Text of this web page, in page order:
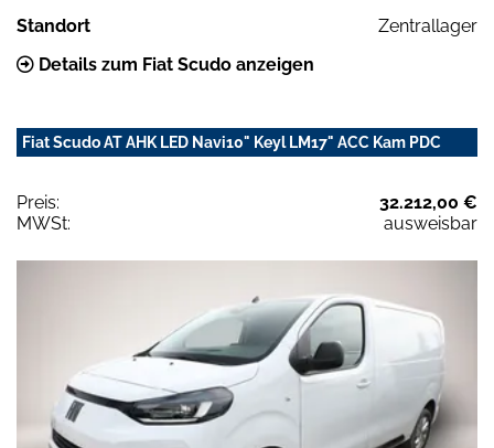
Standort
Zentrallager
Details zum Fiat Scudo anzeigen
Fiat Scudo AT AHK LED Navi10" Keyl LM17" ACC Kam PDC
Preis:
32.212,00 €
MWSt:
ausweisbar